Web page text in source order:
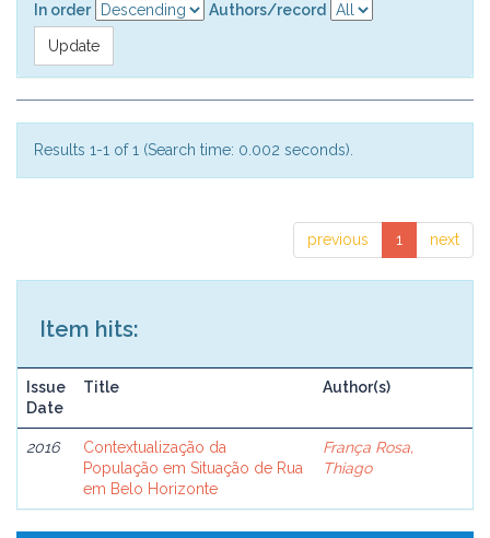
In order
Authors/record
Results 1-1 of 1 (Search time: 0.002 seconds).
previous 1 next
Item hits:
Issue
Date
Title Author(s)
2016
Contextualização da
População em Situação de Rua
em Belo Horizonte
França Rosa,
Thiago